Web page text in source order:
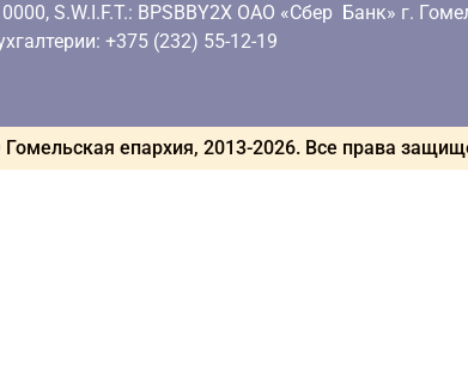
S.W.I.F.T.: BPSBBY2X ОАО «Сбер Банк» г.
+375 (232) 55-12-19
епархия, 2013-2026. Все права